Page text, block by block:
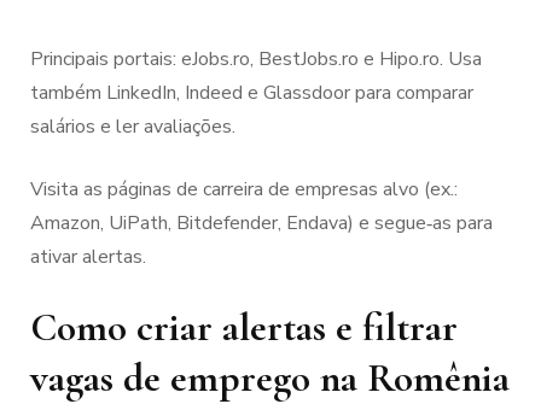
Principais portais: eJobs.ro, BestJobs.ro e Hipo.ro. Usa
também LinkedIn, Indeed e Glassdoor para comparar
salários e ler avaliações.
Visita as páginas de carreira de empresas alvo (ex.:
Amazon, UiPath, Bitdefender, Endava) e segue‑as para
ativar alertas.
Como criar alertas e filtrar
vagas de emprego na Romênia